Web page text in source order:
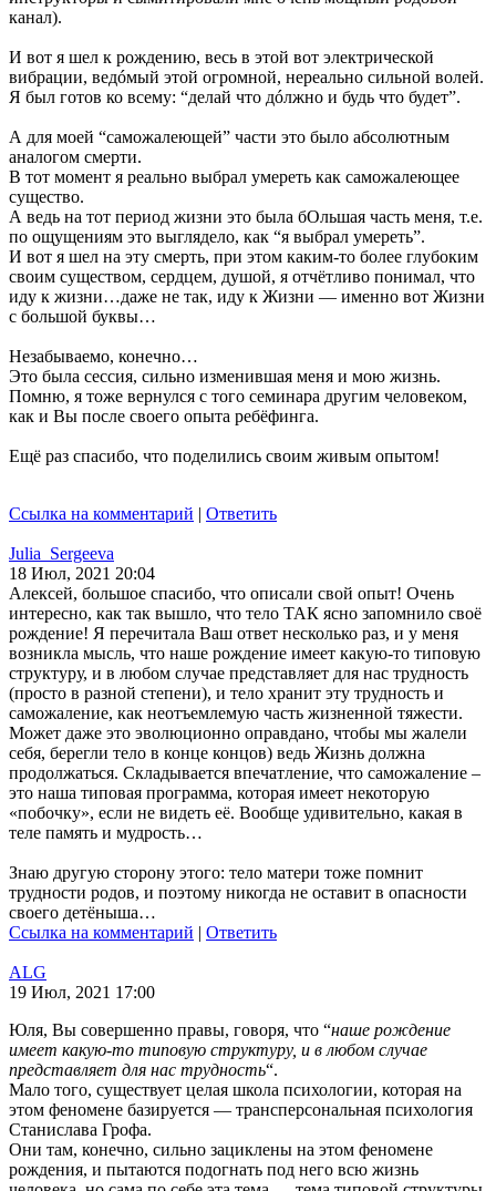
канал).
И вот я шел к рождению, весь в этой вот электрической
вибрации, ведóмый этой огромной, нереально сильной волей.
Я был готов ко всему: “делай что дóлжно и будь что будет”.
А для моей “саможалеющей” части это было абсолютным
аналогом смерти.
В тот момент я реально выбрал умереть как саможалеющее
существо.
А ведь на тот период жизни это была бОльшая часть меня, т.е.
по ощущениям это выглядело, как “я выбрал умереть”.
И вот я шел на эту смерть, при этом каким-то более глубоким
своим существом, сердцем, душой, я отчётливо понимал, что
иду к жизни…даже не так, иду к Жизни — именно вот Жизни
с большой буквы…
Незабываемо, конечно…
Это была сессия, сильно изменившая меня и мою жизнь.
Помню, я тоже вернулся с того семинара другим человеком,
как и Вы после своего опыта ребёфинга.
Ещё раз спасибо, что поделились своим живым опытом!
Ссылка на комментарий | Ответить
Julia_Sergeeva
18 Июл, 2021 20:04
Алексей, большое спасибо, что описали свой опыт! Очень
интересно, как так вышло, что тело ТАК ясно запомнило своё
рождение! Я перечитала Ваш ответ несколько раз, и у меня
возникла мысль, что наше рождение имеет какую-то типовую
структуру, и в любом случае представляет для нас трудность
(просто в разной степени), и тело хранит эту трудность и
саможаление, как неотъемлемую часть жизненной тяжести.
Может даже это эволюционно оправдано, чтобы мы жалели
себя, берегли тело в конце концов) ведь Жизнь должна
продолжаться. Складывается впечатление, что саможаление –
это наша типовая программа, которая имеет некоторую
«побочку», если не видеть её. Вообще удивительно, какая в
теле память и мудрость…
Знаю другую сторону этого: тело матери тоже помнит
трудности родов, и поэтому никогда не оставит в опасности
своего детёныша…
Ссылка на комментарий | Ответить
ALG
19 Июл, 2021 17:00
Юля, Вы совершенно правы, говоря, что “наше рождение
имеет какую-то типовую структуру, и в любом случае
представляет для нас трудность“.
Мало того, существует целая школа психологии, которая на
этом феномене базируется — трансперсональная психология
Станислава Грофа.
Они там, конечно, сильно зациклены на этом феномене
рождения, и пытаются подогнать под него всю жизнь